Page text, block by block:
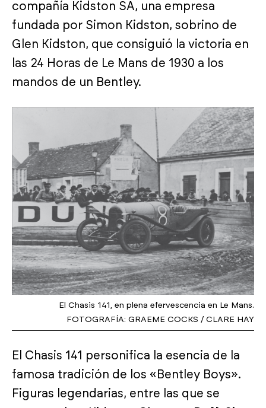
compañía Kidston SA, una empresa
fundada por Simon Kidston, sobrino de
Glen Kidston, que consiguió la victoria en
las 24 Horas de Le Mans de 1930 a los
mandos de un Bentley.
El Chasis 141, en plena efervescencia en Le Mans.
FOTOGRAFÍA: GRAEME COCKS / CLARE HAY
El Chasis 141 personifica la esencia de la
famosa tradición de los «Bentley Boys».
Figuras legendarias, entre las que se